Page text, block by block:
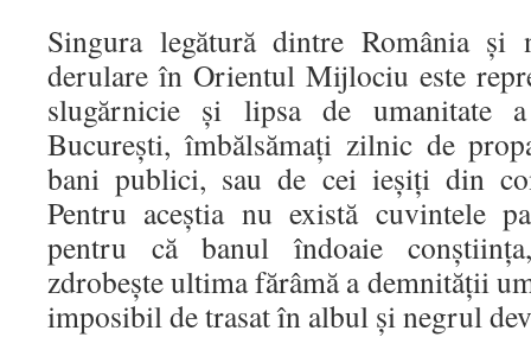
Singura legătură dintre România și
derulare în Orientul Mijlociu este
slugărnicie și lipsa de umanitate
București, îmbălsămați zilnic de
bani publici, sau de cei ieșiți din
Pentru aceștia nu există cuvintele
pentru că banul îndoaie
zdrobește ultima fărâmă a demnității
imposibil de trasat în albul și negrul